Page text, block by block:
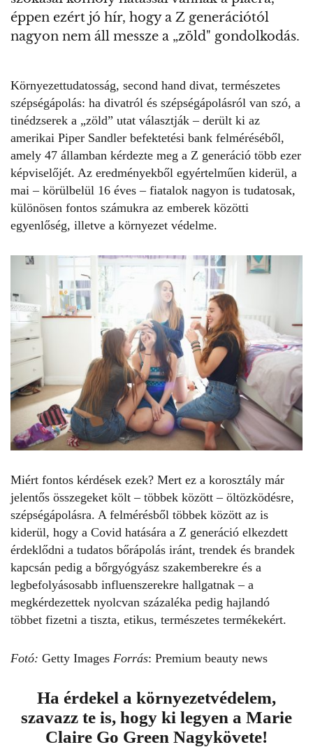
éppen ezért jó hír, hogy a Z generációtól
nagyon nem áll messze a „zöld" gondolkodás.
Környezettudatosság, second hand divat, természetes
szépségápolás: ha divatról és szépségápolásról van szó, a
tinédzserek a „zöld” utat választják – derült ki az
amerikai Piper Sandler befektetési bank felméréséből,
amely 47 államban kérdezte meg a Z generáció több ezer
képviselőjét. Az eredményekből egyértelműen kiderül, a
mai – körülbelül 16 éves – fiatalok nagyon is tudatosak,
különösen fontos számukra az emberek közötti
egyenlőség, illetve a környezet védelme.
Miért fontos kérdések ezek? Mert ez a korosztály már
jelentős összegeket költ – többek között – öltözködésre,
szépségápolásra. A felmérésből többek között az is
kiderül, hogy a Covid hatására a Z generáció elkezdett
érdeklődni a tudatos bőrápolás iránt, trendek és brandek
kapcsán pedig a bőrgyógyász szakemberekre és a
legbefolyásosabb influenszerekre hallgatnak – a
megkérdezettek nyolcvan százaléka pedig hajlandó
többet fizetni a tiszta, etikus, természetes termékekért.
Fotó: Getty Images Forrás: Premium beauty news
Ha érdekel a környezetvédelem,
szavazz te is, hogy ki legyen a Marie
Claire Go Green Nagykövete!